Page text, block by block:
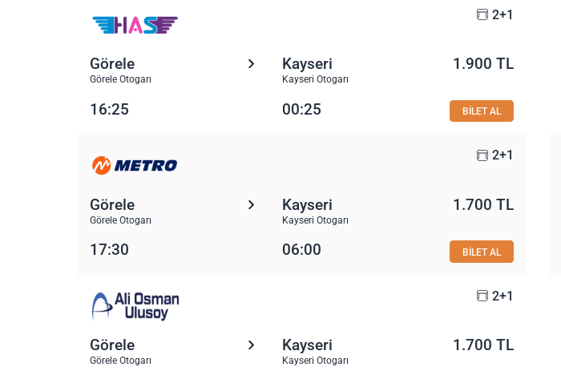
2+1
Görele
Görele Otogarı
Kayseri
Kayseri Otogarı
1.900 TL
16:25 00:25 BİLET AL
2+1
Görele
Görele Otogarı
Kayseri
Kayseri Otogarı
1.700 TL
17:30 06:00 BİLET AL
2+1
Görele
Görele Otogarı
Kayseri
Kayseri Otogarı
1.700 TL